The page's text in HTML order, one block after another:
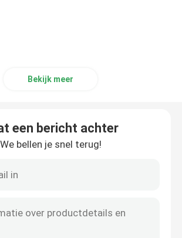
Bekijk meer
een bericht achter
We bellen je snel terug!